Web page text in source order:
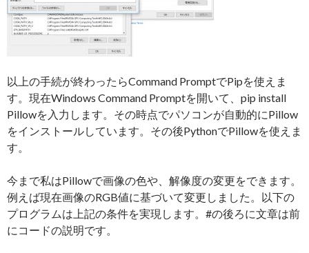
以上の手続が終わったらCommand PromptでPipを使えま
す。現在Windows Command Promptを開いて、pip install
Pillowを入力します。その時点でパソコンが自動的にPillow
をインストールしています。その後PythonでPillowを使えま
す。
今まで私はPillowで画像の色や、解像度の変更をできます。
例えば現在画像のRGB値に基づいて変更しました。以下の
プログラムは上記の条件を実現します。#の後ろに文章は前
にコードの説明です。